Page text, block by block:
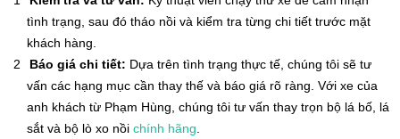
tình trạng, sau đó tháo nồi và kiểm tra từng chi tiết trước mặt
khách hàng.
Báo giá chi tiết: Dựa trên tình trạng thực tế, chúng tôi sẽ tư
vấn các hạng mục cần thay thế và báo giá rõ ràng. Với xe của
anh khách từ Phạm Hùng, chúng tôi tư vấn thay trọn bộ lá bố, lá
sắt và bộ lò xo nồi chính hãng